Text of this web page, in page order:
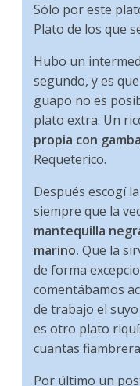
Sólo por este
Plato de los que
Hubo un
segundo, y es
guapo no es
plato extra. Un
propia con
Requeterico.
Después escogí
siempre que la
mantequilla
marino. Que la
de forma
comentábamos
de trabajo el
es otro plato
cuantas
Por último un